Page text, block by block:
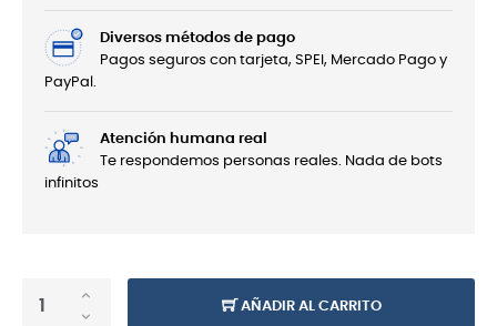
Diversos métodos de pago
Pagos seguros con tarjeta, SPEI, Mercado Pago y
PayPal.
Atención humana real
Te respondemos personas reales. Nada de bots
infinitos
AÑADIR AL CARRITO